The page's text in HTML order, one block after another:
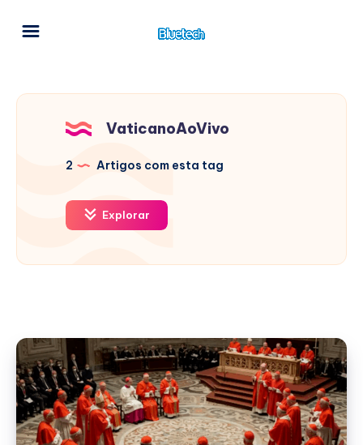
VaticanoAoVivo
2 Artigos com esta tag
Explorar